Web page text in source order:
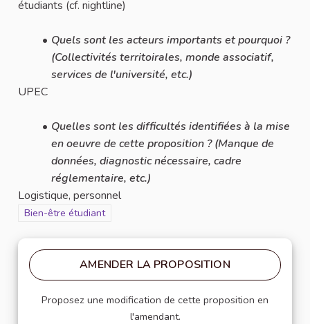
étudiants (cf. nightline)
Quels sont les acteurs importants et pourquoi ?
(Collectivités territoirales, monde associatif,
services de l'université, etc.)
UPEC
Quelles sont les difficultés identifiées à la mise
en oeuvre de cette proposition ? (Manque de
données, diagnostic nécessaire, cadre
réglementaire, etc.)
Logistique, personnel
Filtrer les résultats pour le secteur : Bien-être étudiant
Bien-être étudiant
AMENDER LA PROPOSITION
Proposez une modification de cette proposition en
l'amendant.